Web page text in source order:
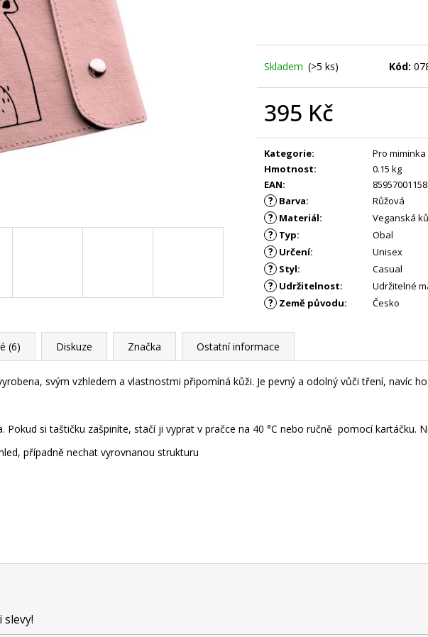
Skladem (>5 ks) Kód:
395 Kč
Kategorie:
Pro miminka
Hmotnost:
0.15 kg
EAN:
? Barva: Růžová
? Materiál: Veganská
? Typ: Obal
? Určení: Unisex
? Styl: Casual
? Udržitelnost: Udržitelné
? Země původu: Česko
(6) Diskuze Značka Ostatní informace
svým vzhledem a vlastnostmi připomíná kůži. Je pevný a odolný vůči tření, navíc
Pokud si taštičku zašpiníte, stačí ji vyprat v pračce na 40 °C nebo ručně pomocí kartáčku.
případně nechat vyrovnanou strukturu
299 Kč
slevy!